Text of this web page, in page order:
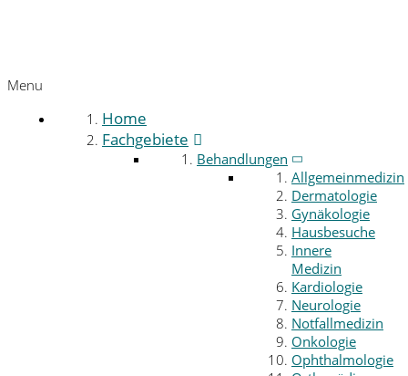
Menu
Home
Fachgebiete
Behandlungen
Allgemeinmedizin
Dermatologie
Gynäkologie
Hausbesuche
Innere
Medizin
Kardiologie
Neurologie
Notfallmedizin
Onkologie
Ophthalmologie